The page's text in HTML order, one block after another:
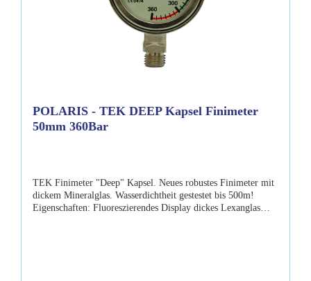
POLARIS - TEK DEEP Kapsel Finimeter
50mm 360Bar
TEK Finimeter "Deep" Kapsel. Neues robustes Finimeter mit
dickem Mineralglas. Wasserdichtheit gestestet bis 500m!
Eigenschaften: Fluoreszierendes Display dickes Lexanglas